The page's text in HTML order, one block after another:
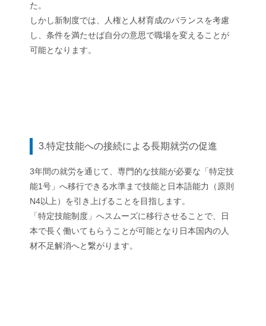
た。
しかし新制度では、人権と人材育成のバランスを考慮
し、条件を満たせば自分の意思で職場を変えることが
可能となります。
3.特定技能への接続による長期就労の促進
3年間の就労を通じて、専門的な技能が必要な「特定技
能1号」へ移行できる水準まで技能と日本語能力（原則
N4以上）を引き上げることを目指します。
「特定技能制度」へスムーズに移行させることで、日
本で長く働いてもらうことが可能となり日本国内の人
材不足解消へと繋がります。